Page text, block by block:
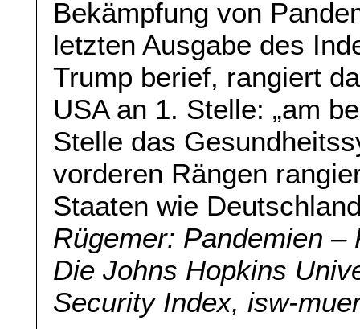
Bekämpfung von
letzten Ausgabe des
Trump berief, rangiert
USA an 1. Stelle: „am
Stelle das
vorderen Rängen
Staaten wie
Rügemer: Pandemien
Die Johns Hopkins
Security Index, isw-